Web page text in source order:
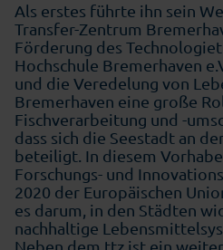
Als erstes führte ihn sein
Transfer-Zentrum
Förderung des
Hochschule Bremerhaven
und die Veredelung von
Bremerhaven eine große
Fischverarbeitung und -
dass sich die Seestadt an
beteiligt. In diesem
Forschungs- und
2020 der Europäischen
es darum, in den Städten
nachhaltige
Neben dem ttz ist ein